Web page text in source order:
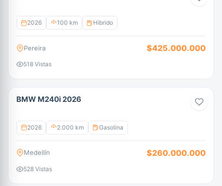
2026 100 km Híbrido
Pereira $425.000.000
518 Vistas
BMW M240i 2026
2026 2.000 km Gasolina
Medellín $260.000.000
528 Vistas